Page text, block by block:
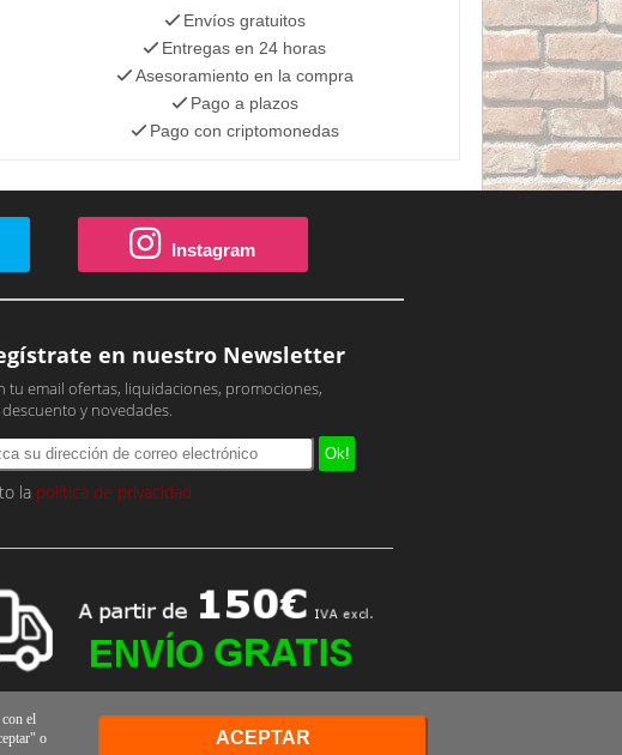
Envíos gratuitos
Entregas en 24 horas
Asesoramiento en la compra
Pago a plazos
Pago con criptomonedas
Instagram
en nuestro Newsletter
tu email ofertas, liquidaciones, promociones,
y novedades.
la política de privacidad
el
o
ACEPTAR